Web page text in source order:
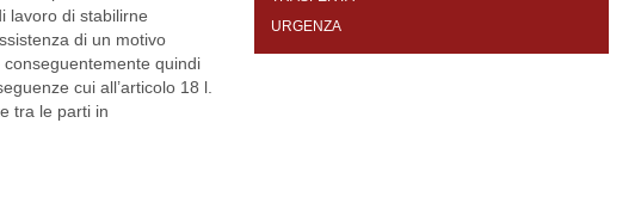
lavoro di stabilirne
di un motivo
quindi
cui all’articolo 18 l.
tra le parti in
URGENZA